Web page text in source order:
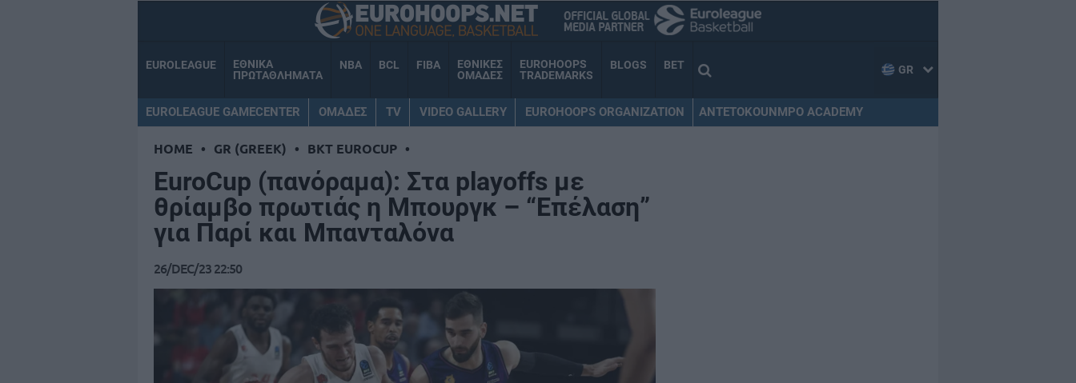
EUROLEAGUE
ΕΘΝΙΚΑ
ΠΡΩΤΑΘΛΗΜΑΤΑ
NBA BCL FIBA
ΕΘΝΙΚΕΣ
ΟΜΑΔΕΣ
EUROHOOPS
TRADEMARKS
BLOGS BET GR
EUROLEAGUE GAMECENTER ΟΜΑΔΕΣ TV VIDEO GALLERY EUROHOOPS ORGANIZATION ANTETOKOUNMPO ACADEMY
HOME • GR (GREEK) • BKT EUROCUP •
EuroCup (πανόραμα): Στα playoffs με
θρίαμβο πρωτιάς η Μπουργκ – “Επέλαση”
για Παρί και Μπανταλόνα
26/DEC/23 22:50